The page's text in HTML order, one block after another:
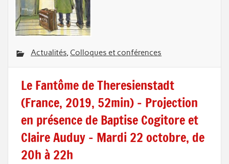
Actualités, Colloques et conférences
Le Fantôme de Theresienstadt
(France, 2019, 52min) – Projection
en présence de Baptise Cogitore et
Claire Auduy – Mardi 22 octobre, de
20h à 22h